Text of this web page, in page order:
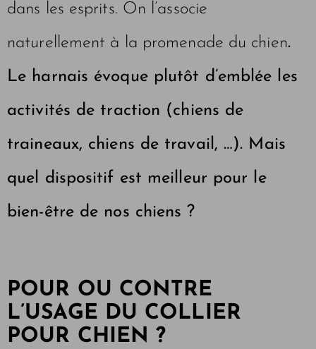
dans les esprits. On l’associe
naturellement à la promenade du chien.
Le harnais évoque plutôt d’emblée les
activités de traction (chiens de
traineaux, chiens de travail, …). Mais
quel dispositif est meilleur pour le
bien-être de nos chiens ?
POUR OU CONTRE
L’USAGE DU COLLIER
POUR CHIEN ?